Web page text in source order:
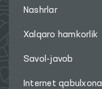
Nashrlar
Xalqaro hamkorlik
Savol-javob
Internet qabulxona